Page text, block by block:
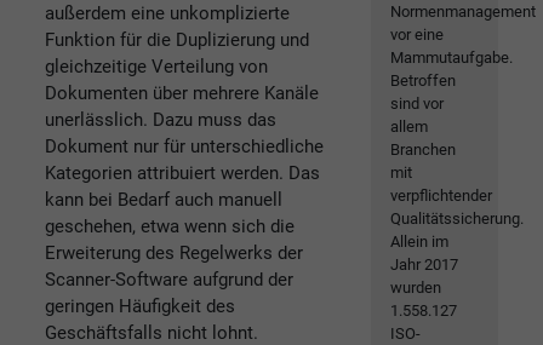
außerdem eine unkomplizierte
Funktion für die Duplizierung und
gleichzeitige Verteilung von
Dokumenten über mehrere Kanäle
unerlässlich. Dazu muss das
Dokument nur für unterschiedliche
Kategorien attribuiert werden. Das
kann bei Bedarf auch manuell
geschehen, etwa wenn sich die
Erweiterung des Regelwerks der
Scanner-Software aufgrund der
geringen Häufigkeit des
Geschäftsfalls nicht lohnt.
Normenmanagement
vor eine
Mammutaufgabe.
Betroffen
sind vor
allem
Branchen
mit
verpflichtender
Qualitätssicherung.
Allein im
Jahr 2017
wurden
1.558.127
ISO-